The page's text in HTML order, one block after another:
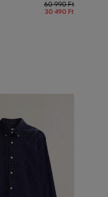
60 990 Ft
30 490 Ft